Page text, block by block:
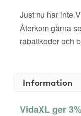
Just nu har inte
Återkom gärna
rabattkoder och
Information
VidaXL ger